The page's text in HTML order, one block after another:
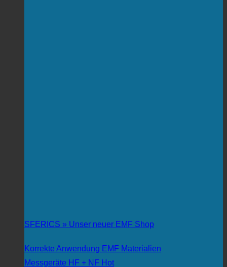
SFERICS » Unser neuer EMF Shop
Korrekte Anwendung EMF Materialien
Messgeräte HF + NF